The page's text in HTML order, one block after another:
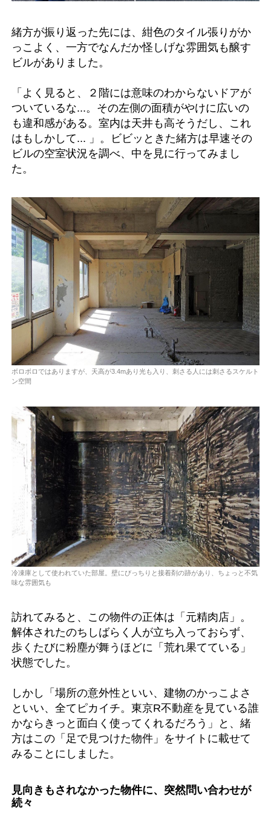
緒方が振り返った先には、紺色のタイル張りがか
っこよく、一方でなんだか怪しげな雰囲気も醸す
ビルがありました。
「よく見ると、２階には意味のわからないドアが
ついているな...。その左側の面積がやけに広いの
も違和感がある。室内は天井も高そうだし、これ
はもしかして... 」。ビビッときた緒方は早速その
ビルの空室状況を調べ、中を見に行ってみまし
た。
ボロボロではありますが、天高が3.4mあり光も入り、刺さる人には刺さるスケルト
ン空間
冷凍庫として使われていた部屋。壁にびっちりと接着剤の跡があり、ちょっと不気
味な雰囲気も
訪れてみると、この物件の正体は「元精肉店」。
解体されたのちしばらく人が立ち入っておらず、
歩くたびに粉塵が舞うほどに「荒れ果てている」
状態でした。
しかし「場所の意外性といい、建物のかっこよさ
といい、全てピカイチ。東京R不動産を見ている誰
かならきっと面白く使ってくれるだろう」と、緒
方はこの「足で見つけた物件」をサイトに載せて
みることにしました。
見向きもされなかった物件に、突然問い合わせが
続々